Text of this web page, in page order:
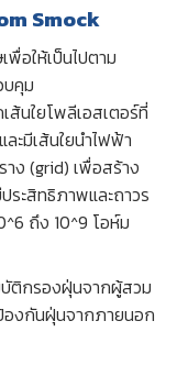
Smock
พื่อให้เป็นไปตาม
บคุม
ส้นใยโพลีเอสเตอร์ที่
มีเส้นใยนำไฟฟ้า
ง (grid) เพื่อสร้าง
ะสิทธิภาพและถาวร
ถึง 10^9 โอห์ม
ติกรองฝุ่นจากผู้สวม
องกันฝุ่นจากภายนอก